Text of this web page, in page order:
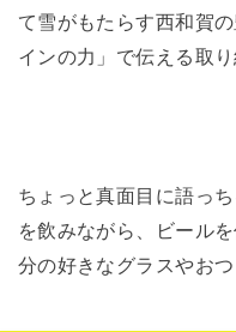
て雪がもたらす西和賀
インの力」で伝える取
ちょっと真面目に語っ
を飲みながら、ビール
分の好きなグラスやお